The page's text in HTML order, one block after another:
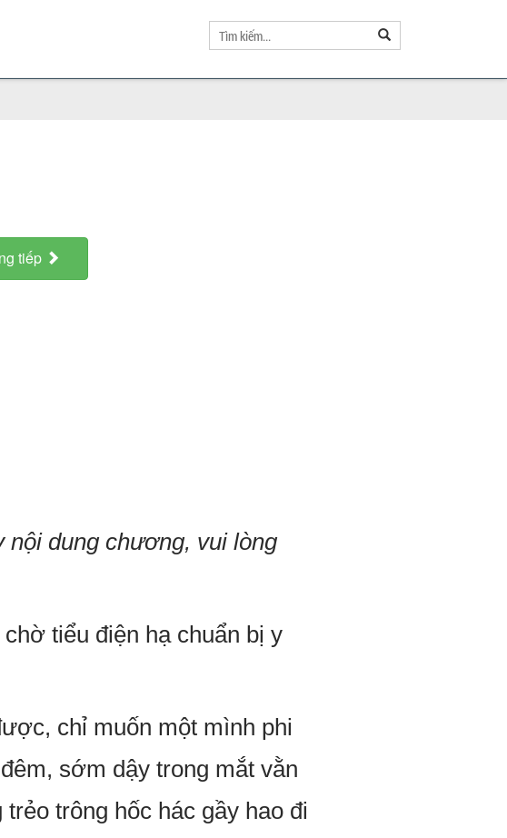
tiếp
nội dung chương, vui lòng
tiểu điện hạ chuẩn bị y
chỉ muốn một mình phi
sớm dậy trong mắt vằn
trông hốc hác gầy hao đi